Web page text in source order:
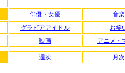
俳優・女優
音楽
グラビアアイドル
お笑
映画
アニメ・
週次 月次